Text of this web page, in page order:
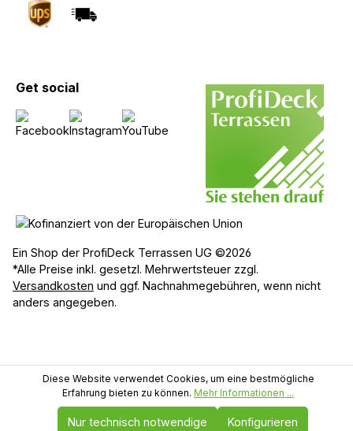
Get social
Ein Shop der ProfiDeck Terrassen UG ©2026
*Alle Preise inkl. gesetzl. Mehrwertsteuer zzgl.
Versandkosten und ggf. Nachnahmegebühren, wenn nicht
anders angegeben.
Diese Website verwendet Cookies, um eine bestmögliche
Erfahrung bieten zu können. Mehr Informationen ...
Nur technisch notwendige Konfigurieren